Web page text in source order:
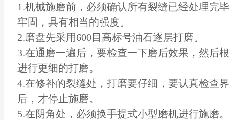
1.机械施磨前，必须确认所有裂缝已经处理完
牢固，具有相当的强度。
2.磨盘先采用600目高标号油石逐层打磨。
3.在通磨一遍后，要检查一下磨后效果，然后
进行更细的打磨。
4.在修补的裂缝处，打磨要仔细，要认真检查
后，才停止施磨。
5.在阴角处，必须换手提式小型磨机进行施磨。